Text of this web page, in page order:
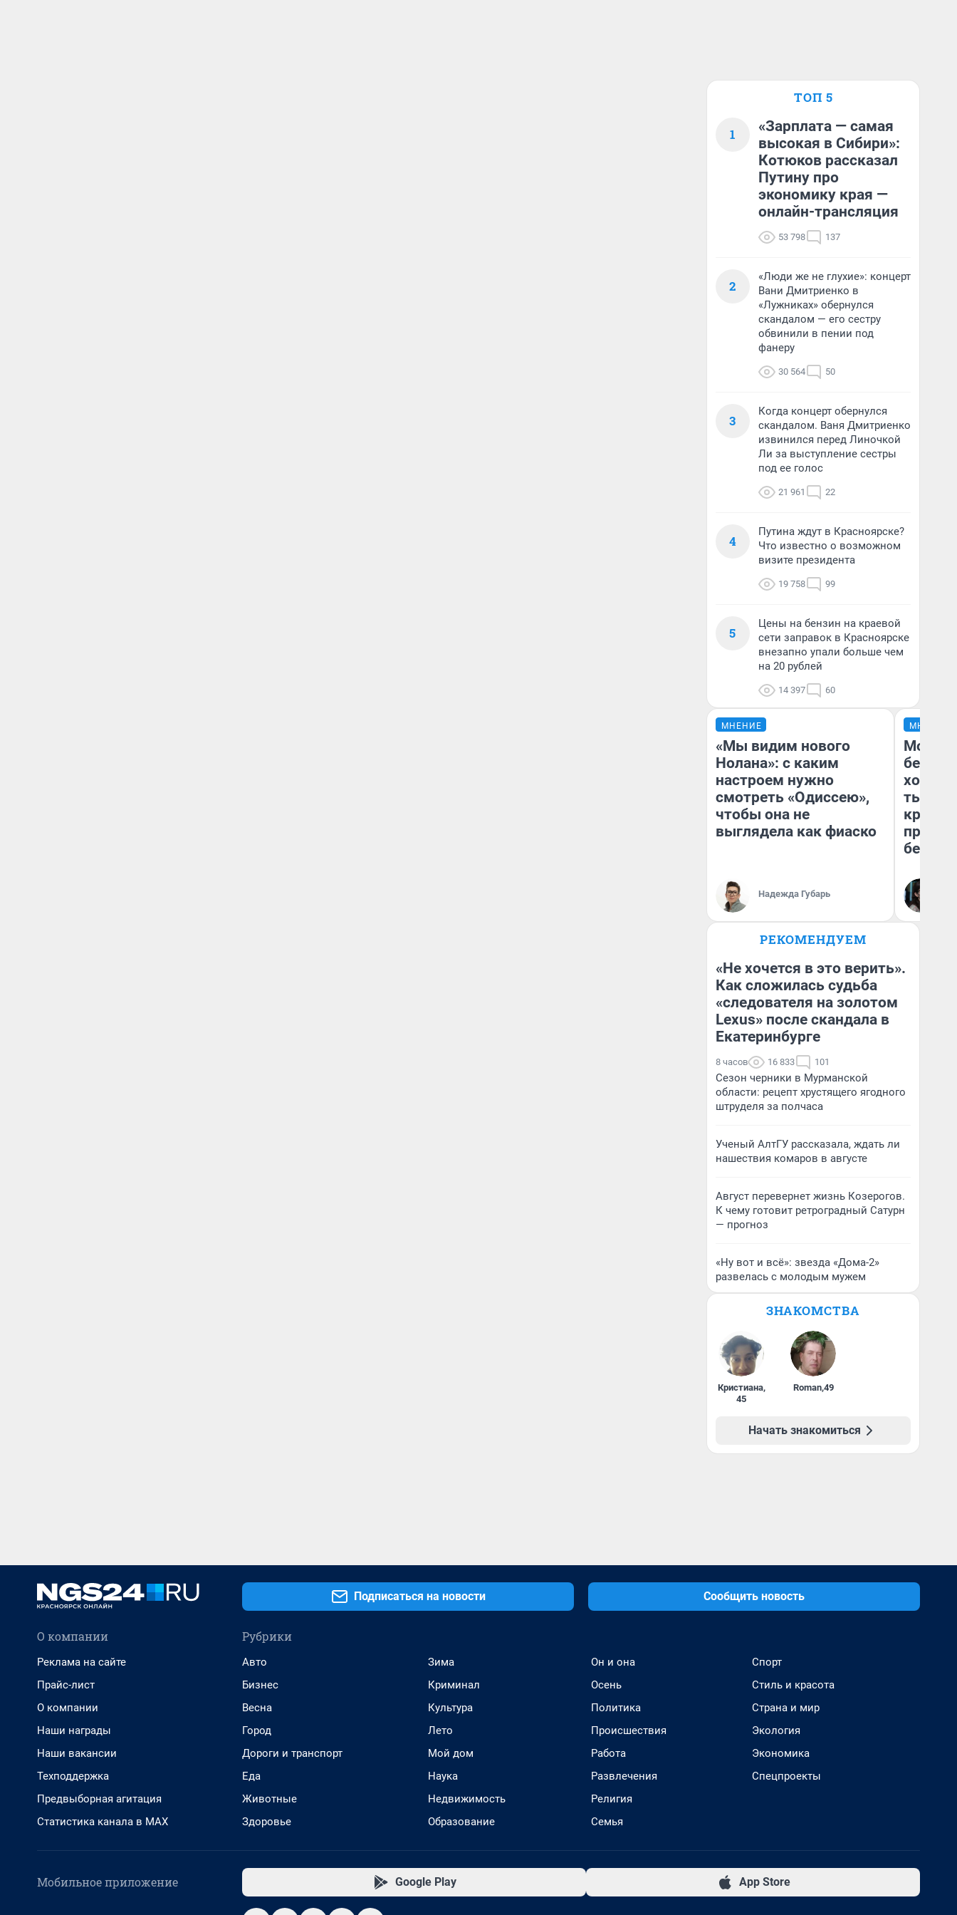
ТОП 5
1
«Зарплата — самая
высокая в Сибири»:
Котюков рассказал
Путину про
экономику края —
онлайн-трансляция
53 798 137
2
«Люди же не глухие»: концерт
Вани Дмитриенко в
«Лужниках» обернулся
скандалом — его сестру
обвинили в пении под
фанеру
30 564 50
3
Когда концерт обернулся
скандалом. Ваня Дмитриенко
извинился перед Линочкой
Ли за выступление сестры
под ее голос
21 961 22
4
Путина ждут в Красноярске?
Что известно о возможном
визите президента
19 758 99
5
Цены на бензин на краевой
сети заправок в Красноярске
внезапно упали больше чем
на 20 рублей
14 397 60
МНЕНИЕ
«Мы видим нового
Нолана»: с каким
настроем нужно
смотреть «Одиссею»,
чтобы она не
выглядела как фиаско
Надежда Губарь
МНЕНИЕ
Мой
хотела
тысяч,
РЕКОМЕНДУЕМ
«Не хочется в это верить».
Как сложилась судьба
«следователя на золотом
Lexus» после скандала в
Екатеринбурге
8 часов 16 833 101
Сезон черники в Мурманской
области: рецепт хрустящего ягодного
штруделя за полчаса
Ученый АлтГУ рассказала, ждать ли
нашествия комаров в августе
Август перевернет жизнь Козерогов.
К чему готовит ретроградный Сатурн
— прогноз
«Ну вот и всё»: звезда «Дома-2»
развелась с молодым мужем
ЗНАКОМСТВА
Кристиана,
45
Roman,49
Начать знакомиться
Подписаться на новости Сообщить новость
О компании
Реклама на сайте
Прайс-лист
О компании
Наши награды
Наши вакансии
Техподдержка
Предвыборная агитация
Статистика канала в MAX
Рубрики
Авто
Бизнес
Весна
Город
Дороги и транспорт
Еда
Животные
Здоровье
Зима
Криминал
Культура
Лето
Мой дом
Наука
Недвижимость
Образование
Он и она
Осень
Политика
Происшествия
Работа
Развлечения
Религия
Семья
Спорт
Стиль и красота
Страна и мир
Экология
Экономика
Спецпроекты
Мобильное приложение Google Play App Store